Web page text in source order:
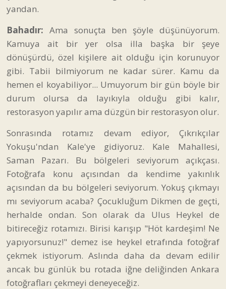
yandan.
Bahadır: Ama sonuçta ben şöyle düşünüyorum.
Kamuya ait bir yer olsa illa başka bir şeye
dönüşürdü, özel kişilere ait olduğu için korunuyor
gibi. Tabii bilmiyorum ne kadar sürer. Kamu da
hemen el koyabiliyor... Umuyorum bir gün böyle bir
durum olursa da layıkıyla olduğu gibi kalır,
restorasyon yapılır ama düzgün bir restorasyon olur.
Sonrasında rotamız devam ediyor, Çıkrıkçılar
Yokuşu'ndan Kale'ye gidiyoruz. Kale Mahallesi,
Saman Pazarı. Bu bölgeleri seviyorum açıkçası.
Fotoğrafa konu açısından da kendime yakınlık
açısından da bu bölgeleri seviyorum. Yokuş çıkmayı
mı seviyorum acaba? Çocukluğum Dikmen de geçti,
herhalde ondan. Son olarak da Ulus Heykel de
bitireceğiz rotamızı. Birisi karışıp "Höt kardeşim! Ne
yapıyorsunuz!" demez ise heykel etrafında fotoğraf
çekmek istiyorum. Aslında daha da devam edilir
ancak bu günlük bu rotada iğne deliğinden Ankara
fotoğrafları çekmeyi deneyeceğiz.